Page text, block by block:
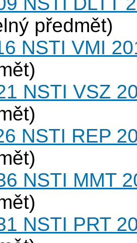
předmět)
NSTI VMI
NSTI VSZ
NSTI REP
NSTI MMT
NSTI PRT